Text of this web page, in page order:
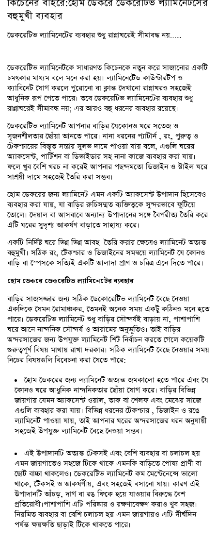
কিচেনের বাইরে:হোম ডেকরে ডেকরেটিভ ল্যামিনেটসের
বহুমুখী ব্যবহার
ডেকরেটিভ ল্যামিনেটের ব্যবহার শুধু রান্নাঘরেই সীমাবদ্ধ নয়…..
ডেকরেটিভ ল্যামিনেটকে সাধারণত কিচেনকে নতুন করে সাজানোর একটি
চমৎকার মাধ্যম বলে মনে করা হয়। ল্যামিনেটেড কাউন্টারটপ ও
ক্যাবিনেট যোগ করলে পুরোনো বা ক্লান্ত দেখানো রান্নাঘরও সহজেই
আধুনিক রূপ পেতে পারে। তবে ডেকরেটিভ ল্যামিনেটের ব্যবহার শুধু
রান্নাঘরেই সীমাবদ্ধ নয়; এর আরও বহু ধরনের ব্যবহার রয়েছে।
ডেকরেটিভ ল্যামিনেট আপনার বাড়ির যেকোনও ঘরে সতেজ ও
সৃজনশীলতার ছোঁয়া আনতে পারে। নানা ধরনের প্যাটার্ন , রং, পুরুত্ব ও
টেকশ্চারের বিস্তৃত সম্ভার সুলভ দামে পাওয়া যায় বলে, এগুলি ঘরের
অ্যাকসেন্ট, পার্টিশন বা ডিভাইডার সহ নানা কাজে ব্যবহার করা যায়।
ফলে খুব বেশি খরচ না করেই আপনার পছন্দমতো ডিজাইন ও স্টাইল ঘরে
সাশ্রয়ী দামে সহজেই তৈরি করা সম্ভব।
হোম ডেকরের জন্য ল্যামিনেট এমন একটি অ্যাকসেন্ট উপাদান হিসেবেও
ব্যবহার করা যায়, যা বাড়ির রুচিসম্মত ব্যক্তিত্বকে সুন্দরভাবে ফুটিয়ে
তোলে। দেয়াল বা আসবাবে অন্যান্য উপাদানের সঙ্গে বৈপরীত্য তৈরি করে
এটি ঘরের সুদৃশ্য আকর্ষণ বাড়াতে সাহায্য করে।
একটি নির্দিষ্ট ঘরে ভিন্ন ভিন্ন আবহ তৈরি করার ক্ষেত্রেও ল্যামিনেট অত্যন্ত
বহুমুখী। সঠিক রং, টেকশ্চার ও ডিজাইনের সমন্বয়ে ল্যামিনেট যে কোনও
বাড়ি বা স্পেসকে সত্যিই একটি আলাদা প্রাণ ও চরিত্র এনে দিতে পারে।
হোম ডেকরে ডেকরেটিভল্যামিনেটেরব্যবহার
বাড়ির সাজসজ্জার জন্য সঠিক ডেকোরেটিভ ল্যামিনেট বেছে নেওয়া
একদিকে যেমন রোমাঞ্চকর, তেমনই অনেক সময় একটু কঠিনও মনে হতে
পারে। ডেকরেটিভ ল্যামিনেট শুধু বাড়ির সৌন্দর্যই বাড়ায় না, পাশাপাশি
ঘরে আনে নান্দনিক সৌন্দর্য ও আরামের অনুভূতিও। তাই বাড়ির
অন্দরসাজের জন্য উপযুক্ত ল্যামিনেট শিট নির্বাচন করতে গেলে কয়েকটি
গুরুত্বপূর্ণ বিষয় মাথায় রাখা দরকার। সঠিক ল্যামিনেট বেছে নেওয়ার সময়
নিচের বিষয়গুলি বিবেচনা করা যেতে পারে:
হোম ডেকরের জন্য ল্যামিনেট অত্যন্ত জমকালো হতে পারে এবং যে
কোনও ঘরে আধুনিক নান্দনিকতার ছোঁয়া যোগ করে। বাড়ির বিভিন্ন
জায়গায় যেমন অ্যাকসেন্ট ওয়াল, তাক বা শেলফ এবং মেঝের সাজে
এগুলি ব্যবহার করা যায়। বিভিন্ন ধরনের টেকশ্চার , ডিজাইন ও রঙে
ল্যামিনেট পাওয়া যায়, তাই আপনার ঘরের অন্দরসাজের ধরন অনুযায়ী
সহজেই উপযুক্ত ল্যামিনেট বেছে নেওয়া সম্ভব।
এই উপাদানটি অত্যন্ত টেকসই এবং বেশি ব্যবহার বা চলাচল হয়
এমন জায়গাতেও সহজে টিকে থাকে এমনকি বাড়িতে পোষ্য প্রাণী বা
ছোট বাচ্চা থাকলেও। ডেকরেটিভ ল্যামিনেট কম মেন্টেনেন্সে ভালো
থাকে, টেকসই ও আকর্ষণীয়, এবং সহজেই বসানো যায়। কারণ এই
উপাদানটি আঁচড়, দাগ বা রঙ ফিকে হয়ে যাওয়ার বিরুদ্ধে বেশ
প্রতিরোধী।পাশাপাশি এটি পরিষ্কার ও রক্ষণাবেক্ষণ করাও খুব সহজ।
নিয়মিত ব্যবহার বা বেশি চলাচল হয় এমন জায়গায়ও এটি দীর্ঘদিন
পর্যন্ত ক্ষয়ক্ষতি ছাড়াই টিকে থাকতে পারে।